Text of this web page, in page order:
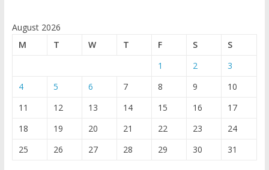
August 2026
M
T W T F S
S
1
2
3
4
5 6 7 8 9
10
11
12 13 14 15 16
17
18
19 20 21 22 23
24
25
26 27 28 29 30 31